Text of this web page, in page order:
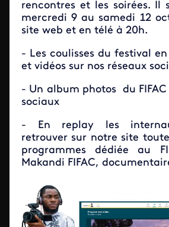
rencontres et les soirées. Il
mercredi 9 au samedi 12
site web et en télé à 20h.
- Les coulisses du festival
et vidéos sur nos réseaux
- Un album photos du FIFAC
sociaux
- En replay les
retrouver sur notre site
programmes dédiée au
Makandi FIFAC,